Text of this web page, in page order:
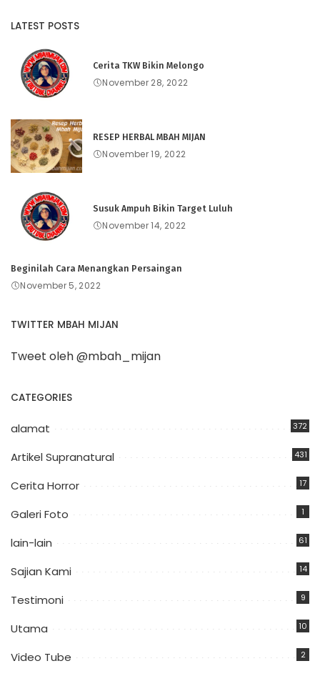
LATEST POSTS
Cerita TKW Bikin Melongo
November 28, 2022
RESEP HERBAL MBAH MIJAN
November 19, 2022
Susuk Ampuh Bikin Target Luluh
November 14, 2022
Beginilah Cara Menangkan Persaingan
November 5, 2022
TWITTER MBAH MIJAN
Tweet oleh @mbah_mijan
CATEGORIES
alamat 372
Artikel Supranatural 431
Cerita Horror 17
Galeri Foto 1
lain-lain 61
Sajian Kami 14
Testimoni 9
Utama 10
Video Tube 2